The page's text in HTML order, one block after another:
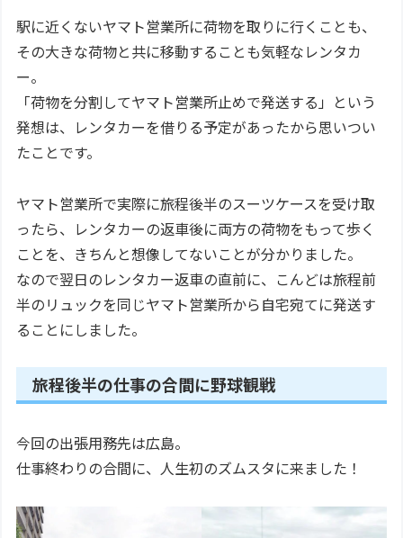
駅に近くないヤマト営業所に荷物を取りに行くことも、
その大きな荷物と共に移動することも気軽なレンタカ
ー。
「荷物を分割してヤマト営業所止めで発送する」という
発想は、レンタカーを借りる予定があったから思いつい
たことです。
ヤマト営業所で実際に旅程後半のスーツケースを受け取
ったら、レンタカーの返車後に両方の荷物をもって歩く
ことを、きちんと想像してないことが分かりました。
なので翌日のレンタカー返車の直前に、こんどは旅程前
半のリュックを同じヤマト営業所から自宅宛てに発送す
ることにしました。
旅程後半の仕事の合間に野球観戦
今回の出張用務先は広島。
仕事終わりの合間に、人生初のズムスタに来ました！